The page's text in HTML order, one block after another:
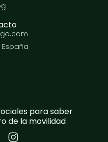
para saber
de la movilidad